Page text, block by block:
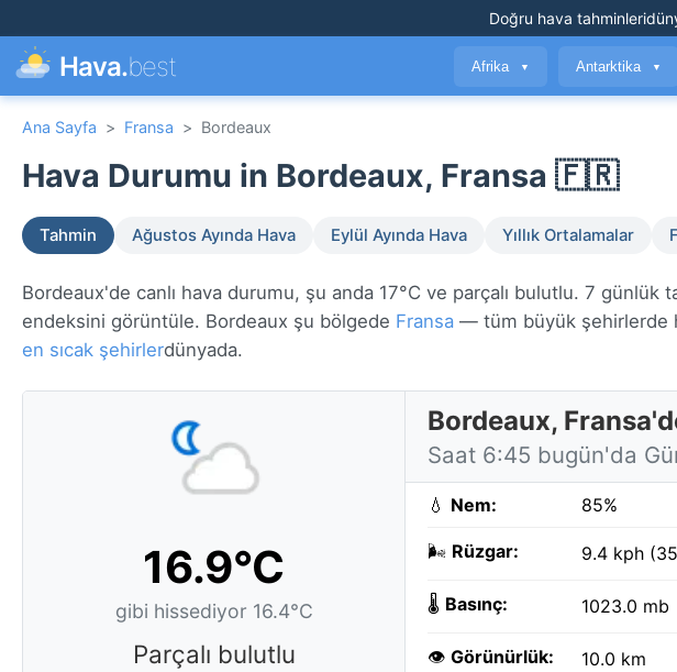
Doğru hava tahminleri
Hava.best Afrika ▼ Antarktika ▼
Ana Sayfa > Fransa > Bordeaux
Hava Durumu in Bordeaux, Fransa 🇫🇷
Tahmin Ağustos Ayında Hava Eylül Ayında Hava Yıllık Ortalamalar
Bordeaux'de canlı hava durumu, şu anda 17°C ve parçalı bulutlu. 7 günlük
endeksini görüntüle. Bordeaux şu bölgede Fransa — tüm büyük şehirlerde
en sıcak şehirlerdünyada.
16.9°C
gibi hissediyor 16.4°C
Parçalı bulutlu
Bordeaux,
Saat 6:45 bugün'da
💧 Nem: 85%
🌬️ Rüzgar: 9.4 kph
🌡️ Basınç: 1023.0 mb
👁️ Görünürlük: 10.0 km